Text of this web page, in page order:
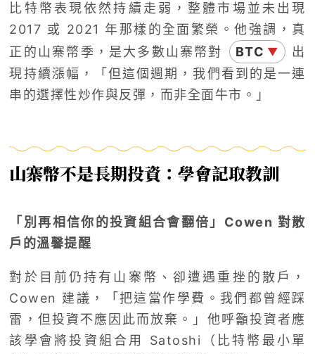
比特幣表現依然持續走弱，整體市場並未出現
2017 或 2021 年那樣的全面繁榮。他強調，真
正的山寨幣季，是大多數山寨幣對
BTC ▼
出
現持續漲幅，「但這個週期，我們看到的是一連
串的選擇性炒作與反彈，而非全面牛市。」
山寨幣不是長期投資：學會記取教訓
「別再相信你的投資組合會翻倍」Cowen 對散
戶的溫馨提醒
對於目前仍持有山寨幣、卻遭遇重挫的散戶，
Cowen 建議，「把這當作學費。我們都曾經踩
雷，但投資不應因此而放棄。」他呼籲投資者應
該學會將投資組合用 Satoshi（比特幣最小單